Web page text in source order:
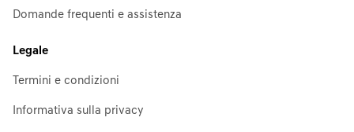
Domande frequenti e assistenza
Legale
Termini e condizioni
Informativa sulla privacy